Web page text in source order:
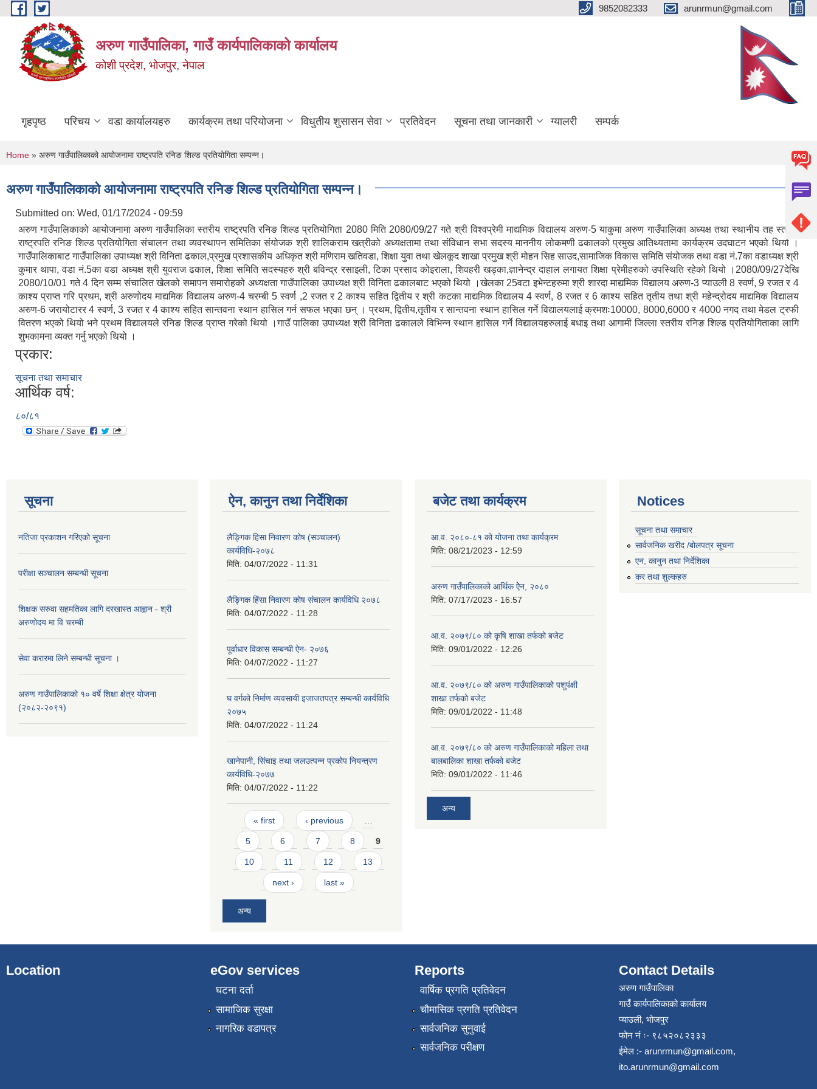
Skip to main content 9852082333 arunrmun@gmail.com
अरुण गाउँपालिका, गाउँ कार्यपालिकाको कार्यालय
कोशी प्रदेश, भोजपुर, नेपाल
गृहपृष्ठ परिचय वडा कार्यालयहरु कार्यक्रम तथा परियोजना विधुतीय शुसासन सेवा प्रतिवेदन सूचना तथा जानकारी ग्यालरी सम्पर्क
You are here
Home » अरुण गाउँपालिकाको आयोजनामा राष्ट्रपति रनिङ शिल्ड प्रतियोगिता सम्पन्न।
अरुण गाउँपालिकाको आयोजनामा राष्ट्रपति रनिङ शिल्ड प्रतियोगिता सम्पन्न।
Submitted on: Wed, 01/17/2024 - 09:59
अरुण गाउँपालिकाको आयोजनामा अरुण गाउँपालिका स्तरीय राष्ट्रपति रनिङ शिल्ड प्रतियोगिता 2080 मिति 2080/09/27 गते श्री विश्‍वप्रेमी माद्यमिक विद्यालय अरुण-5 याकुमा अरुण गाउँपालिका अध्यक्ष तथा स्थानीय तह स्तरीय
राष्ट्रपति रनिङ शिल्ड प्रतियोगिता संचालन तथा व्यवस्थापन समितिका संयोजक श्री शालिकराम खत्रीको अध्यक्षतामा तथा संविधान सभा सदस्य माननीय लोकमणी ढकालको प्रमुख आतिथ्यतामा कार्यक्रम उदघाटन भएको थियो ।
गाउँपालिकाबाट गाउँपालिका उपाध्यक्ष श्री विनिता ढकाल,प्रमुख प्रशासकीय अधिकृत श्री मणिराम खतिवडा, शिक्षा युवा तथा खेलकूद शाखा प्रमुख श्री मोहन सिह साउद,सामाजिक विकास समिति संयोजक तथा वडा नं.7का वडाध्यक्ष श्री
कुमार थापा, वडा नं.5का वडा अध्यक्ष श्री युवराज ढकाल, शिक्षा समिति सदस्यहरु श्री बविन्द्र रसाइली, टिका प्रसाद कोइराला, शिवहरी खड्का,ज्ञानेन्द्र दाहाल लगायत शिक्षा प्रेमीहरुको उपस्थिति रहेको थियो ।2080/09/27देखि
2080/10/01 गते 4 दिन सम्म संचालित खेलको समापन समारोहको अध्यक्षता गाउँपालिका उपाध्यक्ष श्री विनिता ढकालबाट भएको थियो ।खेलका 25वटा इभेन्टहरुमा श्री शारदा माद्यमिक विद्यालय अरुण-3 प्याउली 8 स्वर्ण, 9 रजत र 4
काश्य प्राप्त गरि प्रथम, श्री अरुणोदय माद्यमिक विद्यालय अरुण-4 चरम्बी 5 स्वर्ण ,2 रजत र 2 काश्य सहित द्वितीय र श्री कटका माद्यमिक विद्यालय 4 स्वर्ण, 8 रजत र 6 काश्य सहित तृतीय तथा श्री महेन्द्रोदय माद्यमिक विद्यालय
अरुण-6 जरायोटारर 4 स्वर्ण, 3 रजत र 4 काश्य सहित सान्तवना स्थान हासिल गर्न सफल भएका छन् । प्रथम, द्वितीय,तृतीय र सान्तवना स्थान हासिल गर्ने विद्यालयलाई क्रमशः10000, 8000,6000 र 4000 नगद तथा मेडल ट्रफी
वितरण भएको थियो भने प्रथम विद्यालयले रनिङ शिल्ड प्राप्त गरेको थियो ।गाउँ पालिका उपाध्यक्ष श्री विनिता ढकालले विभिन्न स्थान हासिल गर्ने विद्यालयहरुलाई बधाइ तथा आगामी जिल्ला स्तरीय रनिङ शिल्ड प्रतियोगिताका लागि
शुभकामना व्यक्त गर्नु भएको थियो ।
प्रकार:
सूचना तथा समाचार
आर्थिक वर्ष:
८०/८१
सूचना
नतिजा प्रकाशन गरिएको सूचना
परीक्षा सञ्चालन सम्बन्धी सूचना
शिक्षक सरुवा सहमतिका लागि दरखास्त आह्वान - श्री
अरुणोदय मा वि चरम्बी
सेवा करारमा लिने सम्बन्धी सूचना ।
अरुण गाउँपालिकाको १० वर्षे शिक्षा क्षेत्र योजना
(२०८२-२०९१)
ऐन, कानुन तथा निर्देशिका
लैङ्गिक हिसा निवारण कोष (सञ्चालन)
कार्यविधि-२०७८
मिति: 04/07/2022 - 11:31
लैङ्गिक हिंसा निवारण कोष संचालन कार्यविधि २०७८
मिति: 04/07/2022 - 11:28
पूर्वाधार विकास सम्बन्धी ऐन- २०७६
मिति: 04/07/2022 - 11:27
घ वर्गको निर्माण व्यवसायी इजाजतपत्र सम्बन्धी कार्यविधि
२०७५
मिति: 04/07/2022 - 11:24
खानेपानी, सिंचाइ तथा जलउत्पन्न प्रकोप नियन्त्रण
कार्यविधि-२०७७
मिति: 04/07/2022 - 11:22
Pages
« first ‹ previous …
5 6 7 8 9
10 11 12 13
next › last »
अन्य
बजेट तथा कार्यक्रम
आ.व. २०८०-८१ को योजना तथा कार्यक्रम
मिति: 08/21/2023 - 12:59
अरुण गाउँपालिकाको आर्थिक ऐेन, २०८०
मिति: 07/17/2023 - 16:57
आ.व. २०७९/८० को कृषि शाखा तर्फको बजेट
मिति: 09/01/2022 - 12:26
आ.व. २०७९/८० को अरुण गाउँपालिकाको पशुपंक्षी
शाखा तर्फको बजेट
मिति: 09/01/2022 - 11:48
आ.व. २०७९/८० को अरुण गाउँपालिकाको महिला तथा
बालबालिका शाखा तर्फको बजेट
मिति: 09/01/2022 - 11:46
अन्य
Notices
सूचना तथा समाचार
सार्वजनिक खरीद /बोलपत्र सूचना
एन, कानुन तथा निर्देशिका
कर तथा शुल्कहरु
Location eGov services
घटना दर्ता
सामाजिक सुरक्षा
नागरिक वडापत्र
Reports
वार्षिक प्रगति प्रतिवेदन
चौमासिक प्रगति प्रतिवेदन
सार्वजनिक सुनुवाई
सार्वजनिक परीक्षण
Contact Details
अरुण गाउँपालिका
गाउँ कार्यपालिकाको कार्यालय
प्याउली, भोजपुर
फोन नं ः- ९८५२०८२३३३
ईमेल :- arunrmun@gmail.com,
ito.arunrmun@gmail.com